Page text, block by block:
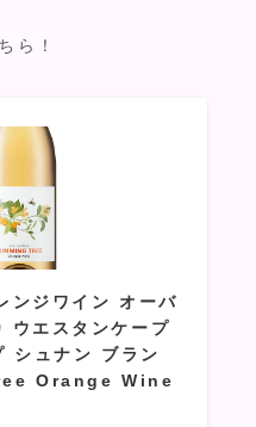
ら！
ンジワイン オーバ
ウエスタンケープ
シュナン ブラン
Orange Wine